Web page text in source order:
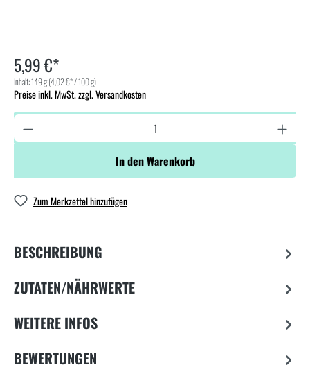
5,99 €*
Inhalt:149 g(4,02 €* / 100 g)
Preise inkl. MwSt. zzgl. Versandkosten
In den Warenkorb
Zum Merkzettel hinzufügen
BESCHREIBUNG
ZUTATEN/NÄHRWERTE
WEITERE INFOS
BEWERTUNGEN